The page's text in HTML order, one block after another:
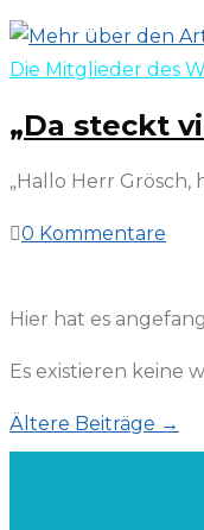
Die Mitglieder des
„Da steckt
„Hallo Herr
0 Kommentare
Hier hat es
Es existieren keine
Ältere Beiträge →